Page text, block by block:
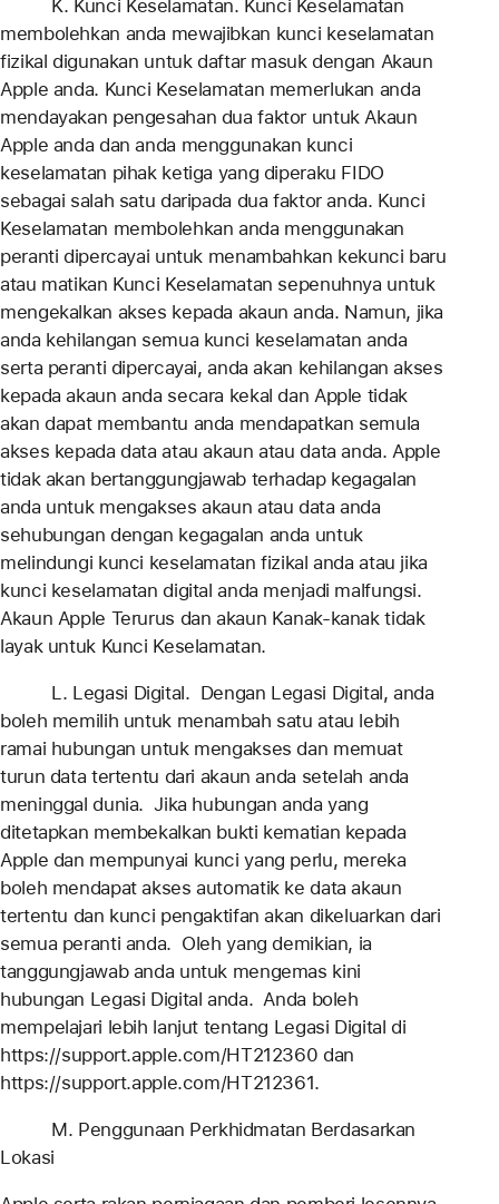
K. Kunci Keselamatan. Kunci Keselamatan
membolehkan anda mewajibkan kunci keselamatan
fizikal digunakan untuk daftar masuk dengan Akaun
Apple anda. Kunci Keselamatan memerlukan anda
mendayakan pengesahan dua faktor untuk Akaun
Apple anda dan anda menggunakan kunci
keselamatan pihak ketiga yang diperaku FIDO
sebagai salah satu daripada dua faktor anda. Kunci
Keselamatan membolehkan anda menggunakan
peranti dipercayai untuk menambahkan kekunci baru
atau matikan Kunci Keselamatan sepenuhnya untuk
mengekalkan akses kepada akaun anda. Namun, jika
anda kehilangan semua kunci keselamatan anda
serta peranti dipercayai, anda akan kehilangan akses
kepada akaun anda secara kekal dan Apple tidak
akan dapat membantu anda mendapatkan semula
akses kepada data atau akaun atau data anda. Apple
tidak akan bertanggungjawab terhadap kegagalan
anda untuk mengakses akaun atau data anda
sehubungan dengan kegagalan anda untuk
melindungi kunci keselamatan fizikal anda atau jika
kunci keselamatan digital anda menjadi malfungsi.
Akaun Apple Terurus dan akaun Kanak-kanak tidak
layak untuk Kunci Keselamatan.
L. Legasi Digital. Dengan Legasi Digital, anda
boleh memilih untuk menambah satu atau lebih
ramai hubungan untuk mengakses dan memuat
turun data tertentu dari akaun anda setelah anda
meninggal dunia. Jika hubungan anda yang
ditetapkan membekalkan bukti kematian kepada
Apple dan mempunyai kunci yang perlu, mereka
boleh mendapat akses automatik ke data akaun
tertentu dan kunci pengaktifan akan dikeluarkan dari
semua peranti anda. Oleh yang demikian, ia
tanggungjawab anda untuk mengemas kini
hubungan Legasi Digital anda. Anda boleh
mempelajari lebih lanjut tentang Legasi Digital di
https://support.apple.com/HT212360 dan
https://support.apple.com/HT212361.
M. Penggunaan Perkhidmatan Berdasarkan
Lokasi